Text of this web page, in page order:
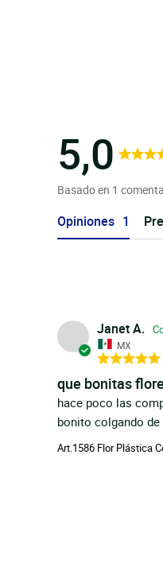
5,0
Basado en 1
Opiniones
Janet A.
MX
que bonitas
hace poco las
bonito colgando
Art.1586 Flor Plástica